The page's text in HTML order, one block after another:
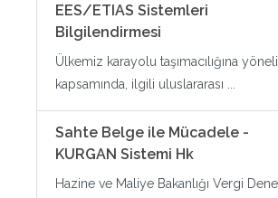
EES/ETIAS Sistemleri
Bilgilendirmesi
Ülkemiz karayolu taşımacılığına
kapsamında, ilgili uluslararası ...
Sahte Belge ile Mücadele -
KURGAN Sistemi Hk
Hazine ve Maliye Bakanlığı Vergi